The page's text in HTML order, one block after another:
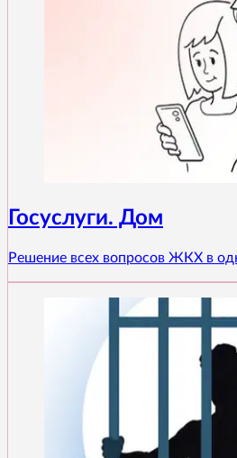
Госуслуги. Дом
Решение всех вопросов ЖКХ в